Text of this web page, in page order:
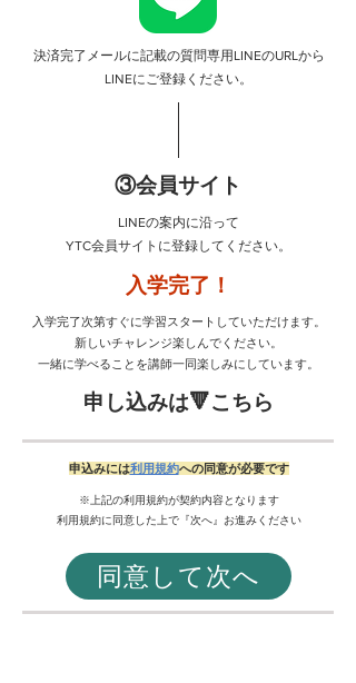
決済完了メールに記載の質問専用LINEのURLから
​LINEにご登録ください。​
③会員サイト
LINEの案内に沿って
YTC会員サイトに登録してください。
入学完了！
入学完了次第すぐに学習スタートしていただけます。
​新しいチャレンジ楽しんでください。
​一緒に学べることを講師一同楽しみにしています。
申し込みは🔻こちら
​申込みには利用規約への同意が必要です
※上記の利用規約が契約内容となります
​利用規約に同意した上で『次へ』お進みください
同意して次へ